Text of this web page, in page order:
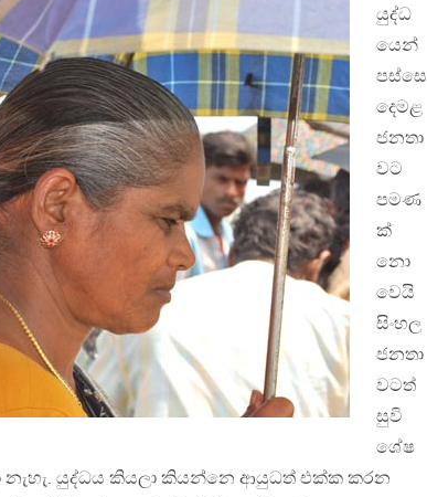
යුද්ධ
යෙන්
පස්සෙ
දෙමළ
ජනතා
වට
පමණ
ක්
නො
වෙයි
සිංහල
ජනතා
වටත්
සුවි
ශේෂ
යුද්ධය කියලා කියන්නෙ ආයුධත් එක්ක කරන